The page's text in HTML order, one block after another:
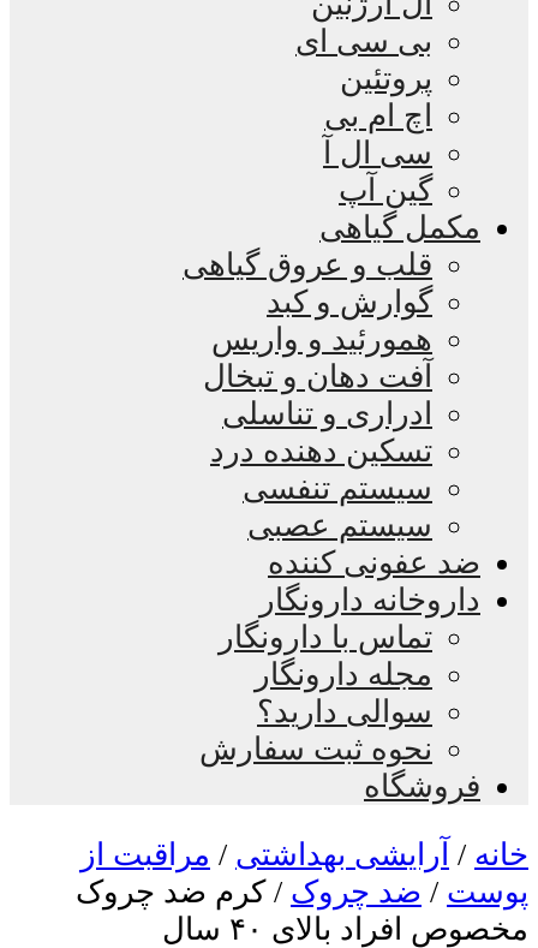
بی سی ای
پروتئین
اچ ام بی
سی ال آ
گین آپ
مکمل گیاهی
قلب و عروق گیاهی
گوارش و کبد
همورئید و واریس
آفت دهان و تبخال
ادراری و تناسلی
تسکین دهنده درد
سیستم تنفسی
سیستم عصبی
ضد عفونی کننده
داروخانه دارونگار
تماس با دارونگار
مجله دارونگار
سوالی دارید؟
نحوه ثبت سفارش
فروشگاه
خانه / آرایشی بهداشتی / مراقبت از
پوست / ضد چروک / کرم ضد چروک
مخصوص افراد بالای ۴۰ سال